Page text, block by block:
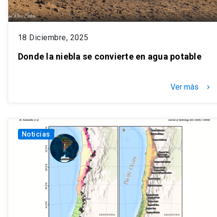
18 Diciembre, 2025
Donde la niebla se convierte en agua potable
Ver más keyboard_arrow_right
Noticias